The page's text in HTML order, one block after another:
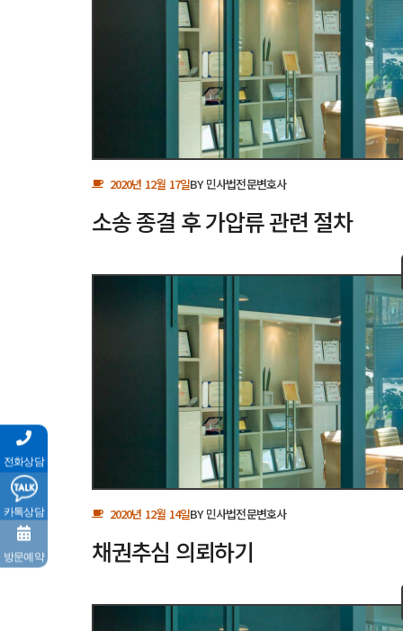
2020년 12월 17일BY민사법전문변호사
소송 종결 후 가압류 관련 절차
2020년 12월 14일BY민사법전문변호사
채권추심 의뢰하기
전화상담
카톡상담
방문예약